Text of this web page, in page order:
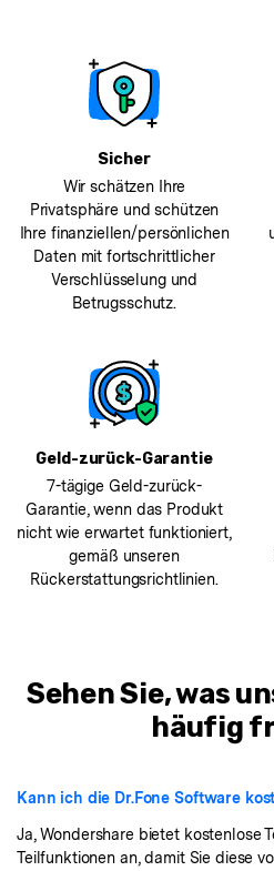
Sicher
Wir schätzen Ihre
Privatsphäre und schützen
Ihre finanziellen/persönlichen
Daten mit fortschrittlicher
Verschlüsselung und
Betrugsschutz.
Geld-zurück-Garantie
7-tägige Geld-zurück-
Garantie, wenn das Produkt
nicht wie erwartet funktioniert,
gemäß unseren
Rückerstattungsrichtlinien.
Sehen Sie, was
häufig
Kann ich die Dr.Fone Software
Ja, Wondershare bietet kostenlose
Teilfunktionen an, damit Sie diese